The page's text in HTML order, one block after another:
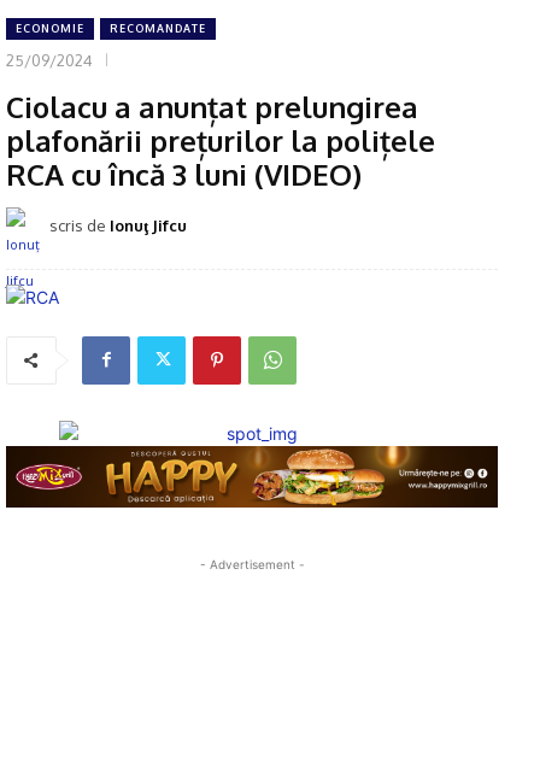
ECONOMIE RECOMANDATE
25/09/2024
Ciolacu a anunțat prelungirea
plafonării prețurilor la polițele
RCA cu încă 3 luni (VIDEO)
scris de Ionuţ Jifcu
- Advertisement -